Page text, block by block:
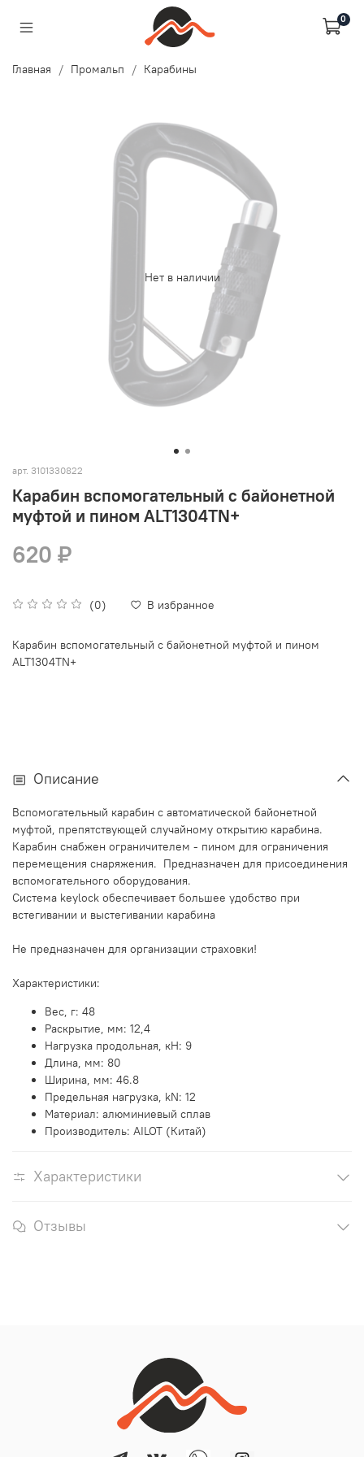
0
Главная Промальп Карабины
Нет в наличии
арт. 3101330822
Карабин вспомогательный с байонетной
муфтой и пином ALT1304TN+
(0) В избранное
620 ₽
Карабин вспомогательный с байонетной муфтой и пином
ALT1304TN+
Описание
Вспомогательный карабин с автоматической байонетной
муфтой, препятствующей случайному открытию карабина.
Карабин снабжен ограничителем - пином для ограничения
перемещения снаряжения. Предназначен для присоединения
вспомогательного оборудования.
Система keylock обеспечивает большее удобство при
встегивании и выстегивании карабина
Не предназначен для организации страховки!
Характеристики:
Вес, г: 48
Раскрытие, мм: 12,4
Нагрузка продольная, кН: 9
Длина, мм: 80
Ширина, мм: 46.8
Предельная нагрузка, kN: 12
Материал: алюминиевый сплав
Производитель: AILOT (Китай)
Характеристики
Отзывы